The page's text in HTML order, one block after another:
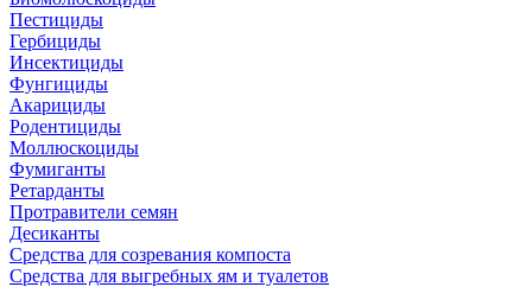
Пестициды
Гербициды
Инсектициды
Фунгициды
Акарициды
Родентициды
Моллюскоциды
Фумиганты
Ретарданты
Протравители семян
Десиканты
Средства для созревания компоста
Средства для выгребных ям и туалетов